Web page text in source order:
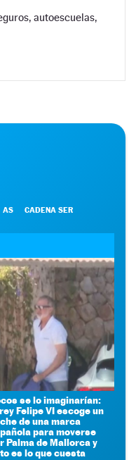
autoescuelas,
AS CADENA SER
se lo imaginarían:
Felipe VI escoge un
de una marca
para moverse
Palma de Mallorca y
es lo que cuesta